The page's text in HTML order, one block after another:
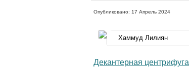
Опубликовано: 17 Апрель 2024
Хаммуд Лилиян
Декантерная